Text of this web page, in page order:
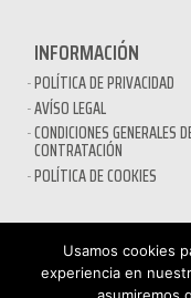
INFORMACIÓN
POLÍTICA DE PRIVACIDAD
AVÍSO LEGAL
CONDICIONES GENERALES
CONTRATACIÓN
POLÍTICA DE COOKIES
SECTORES
DESINFECTANTES COVID-19
HOSTELERÍA
Usamos cookies
experiencia en